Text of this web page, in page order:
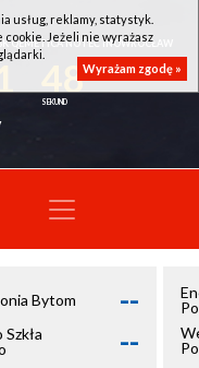
QEMETICA NOTEĆ INOWROCŁAW
48
Bytom --
--
usług, reklamy, statystyk.
cookie. Jeżeli nie wyrażasz
Wyrażam zgodę »